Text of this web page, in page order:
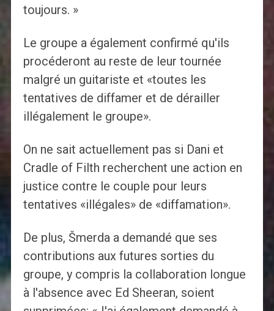
toujours. »
Le groupe a également confirmé qu'ils
procéderont au reste de leur tournée
malgré un guitariste et «toutes les
tentatives de diffamer et de dérailler
illégalement le groupe».
On ne sait actuellement pas si Dani et
Cradle of Filth recherchent une action en
justice contre le couple pour leurs
tentatives «illégales» de «diffamation».
De plus, Šmerda a demandé que ses
contributions aux futures sorties du
groupe, y compris la collaboration longue
à l'absence avec Ed Sheeran, soient